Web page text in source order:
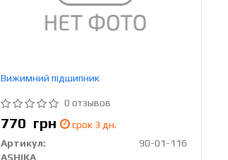
Вижимний підшипник
0 отзывов
770 грн
срок 3 дн.
Артикул:
90-01-116
ASHIKA